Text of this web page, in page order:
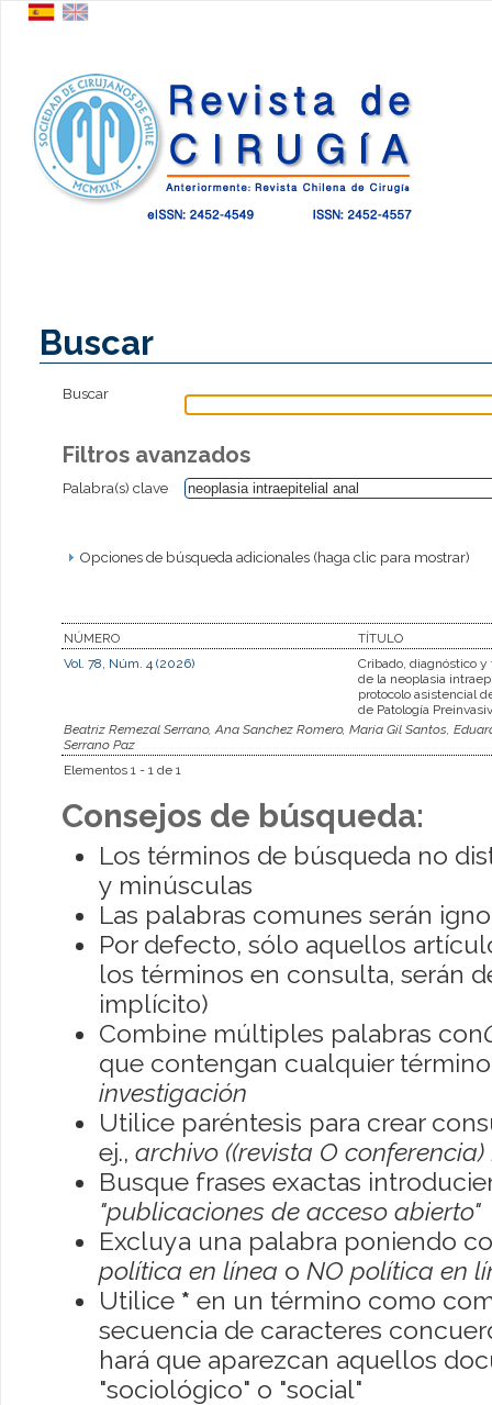
Buscar
Buscar
Filtros avanzados
Palabra(s) clave
Opciones de búsqueda adicionales (haga clic para mostrar)
NÚMERO
TÍTULO
Vol. 78, Núm. 4 (2026)
Cribado, diagnóstico
de la neoplasia
protocolo asistencial
de Patología
Beatriz Remezal Serrano, Ana Sanchez Romero, Maria Gil Santos,
Serrano Paz
Elementos 1 - 1 de 1
Consejos de búsqueda:
Los términos de búsqueda no
y minúsculas
Las palabras comunes serán
Por defecto, sólo aquellos
los términos en consulta, serán
implícito)
Combine múltiples palabras con
que contengan cualquier
investigación
Utilice paréntesis para crear
ej., archivo ((revista O conferencia)
Busque frases exactas
"publicaciones de acceso abierto"
Excluya una palabra poniendo
política en línea o NO política en
Utilice * en un término como
secuencia de caracteres
hará que aparezcan aquellos
"sociológico" o "social"